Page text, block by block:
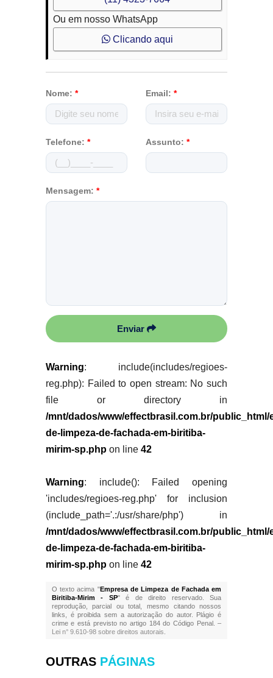
Ou em nosso WhatsApp
Clicando aqui
Nome: * Email: *
Telefone: * Assunto: *
Mensagem: *
Enviar
Warning: include(includes/regioes-
reg.php): Failed to open stream: No such
file or directory in
/mnt/dados/www/effectbrasil.com.br/public_html/
de-limpeza-de-fachada-em-biritiba-
mirim-sp.phpon line 42
Warning: include(): Failed opening
'includes/regioes-reg.php' for inclusion
(include_path='.:/usr/share/php') in
/mnt/dados/www/effectbrasil.com.br/public_html/
de-limpeza-de-fachada-em-biritiba-
mirim-sp.phpon line 42
O texto acima "Empresa de Limpeza de Fachada em
Biritiba-Mirim - SP" é de direito reservado. Sua
reprodução, parcial ou total, mesmo citando nossos
links, é proibida sem a autorização do autor. Plágio é
crime e está previsto no artigo 184 do Código Penal. –
Lei n° 9.610-98 sobre direitos autorais
OUTRAS PÁGINAS